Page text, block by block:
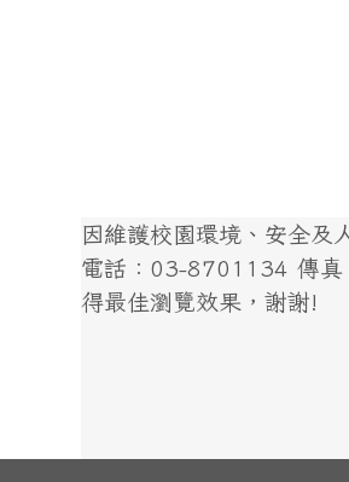
因維護校園環境、安全及
電話：03-8701134 傳真
得最佳瀏覽效果，謝謝!